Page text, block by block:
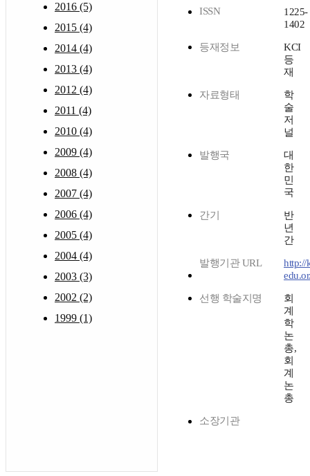
2016 (5)
2015 (4)
2014 (4)
2013 (4)
2012 (4)
2011 (4)
2010 (4)
2009 (4)
2008 (4)
2007 (4)
2006 (4)
2005 (4)
2004 (4)
2003 (3)
2002 (2)
1999 (1)
ISSN
1225-
1402
등재정보
KCI
등
재
자료형태
학
술
저
널
발행국
대
한
민
국
간기
반
년
간
발행기관 URL
http://
선행 학술지명
회
계
학
논
총,
회
계
논
총
소장기관